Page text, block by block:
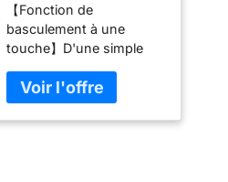
Classique avec
Massage du Dos,
Fonction de
Basculement à une
Touche, Marron
【Fonction de
basculement à une
touche】D'une simple
ce fauteuil se transforme
en une position allongée
confortable. Détendez-